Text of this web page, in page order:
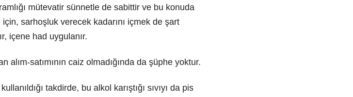
mütevatir sünnetle de sabittir ve bu konuda
sarhoşluk verecek kadarını içmek de şart
içene had uygulanır.
alım-satımının caiz olmadığında da şüphe yoktur.
takdirde, bu alkol karıştığı sıvıyı da pis